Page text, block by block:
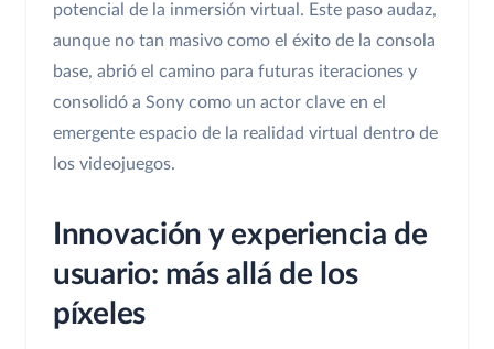
potencial de la inmersión virtual. Este paso audaz,
aunque no tan masivo como el éxito de la consola
base, abrió el camino para futuras iteraciones y
consolidó a Sony como un actor clave en el
emergente espacio de la realidad virtual dentro de
los videojuegos.
Innovación y experiencia de
usuario: más allá de los
píxeles